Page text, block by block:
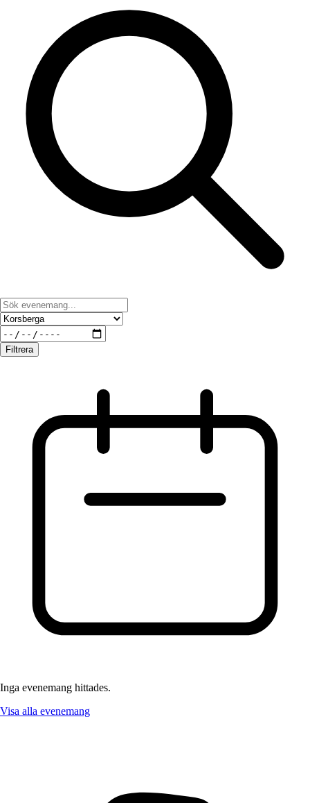
Filtrera
Inga evenemang hittades.
Visa alla evenemang